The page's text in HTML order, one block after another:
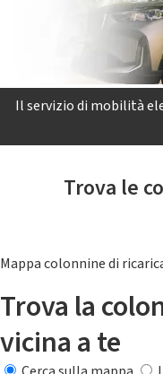
Il servizio di mobilità
Trova le
Mappa colonnine di
Trova la
vicina a te